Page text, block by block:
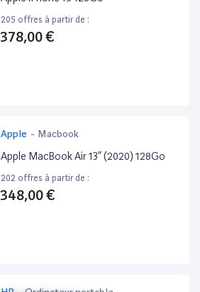
205 offres à partir de :
378,00 €
Apple - Macbook
Apple MacBook Air 13” (2020) 128Go
202 offres à partir de :
348,00 €